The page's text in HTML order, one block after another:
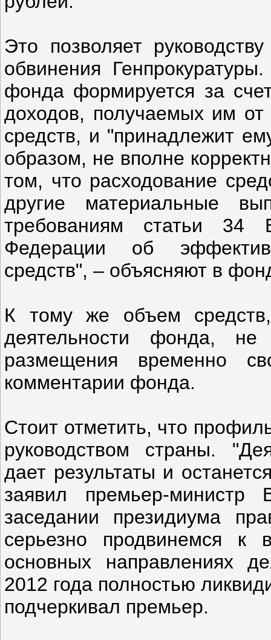
Это позволяет
обвинения
фонда формируется за
доходов, получаемых им
средств, и "принадлежит
образом, не вполне
том, что расходование
другие материальные
требованиям статьи 34
Федерации об
средств", – объясняют в
К тому же объем
деятельности фонда,
размещения временно
комментарии фонда.
Стоит отметить, что
руководством страны.
дает результаты и
заявил премьер-
заседании президиума
серьезно продвинемся к
основных направлениях
2012 года полностью
подчеркивал премьер.